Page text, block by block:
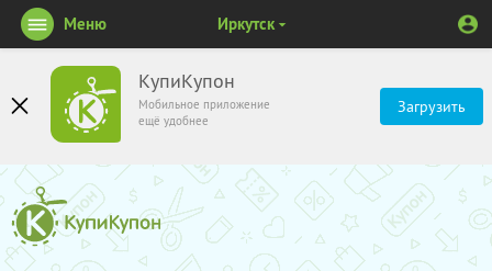
КупиКупон
Мобильное приложение
ещё удобнее
Загрузить
Меню Иркутск